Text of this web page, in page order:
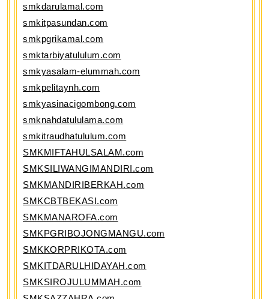
smkdarulamal.com
smkitpasundan.com
smkpgrikamal.com
smktarbiyatululum.com
smkyasalam-elummah.com
smkpelitaynh.com
smkyasinacigombong.com
smknahdatululama.com
smkitraudhatululum.com
SMKMIFTAHULSALAM.com
SMKSILIWANGIMANDIRI.com
SMKMANDIRIBERKAH.com
SMKCBTBEKASI.com
SMKMANAROFA.com
SMKPGRIBOJONGMANGU.com
SMKKORPRIKOTA.com
SMKITDARULHIDAYAH.com
SMKSIROJULUMMAH.com